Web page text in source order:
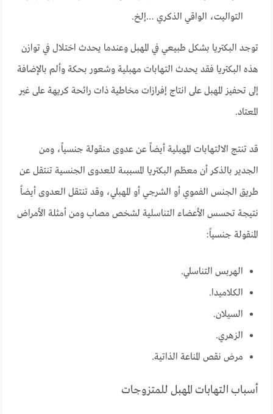
التواليت، الواقي الذكري …إلخ.
توجد البكتريا بشكل طبيعي في المهبل وعندما يحدث اختلال في توازن
هذه البكتريا فقد يحدث التهابات مهبلية وشعور بحكة وألم بالإضافة
إلى تحفيز المهبل على انتاج إفرازات مخاطية ذات رائحة كريهة على غير
المعتاد.
قد تنتج الالتهابات المهبلية أيضاً عن عدوى منقولة جنسياً، ومن
الجدير بالذكر أن معظم البكتريا المسببىة للعدوى الجنسية تنتقل عن
طريق الجنس الفموي أو الشرجي أو المهبلي، وقد تنتقل العدوى أيضاً
نتيجة تحسس الأعضاء التناسلية لشخص مصاب ومن أمثلة الأمراض
المنقولة جنسياً:
الهربس التناسلي.
الكلاميدا.
السيلان.
الزهري.
مرض نقص المناعة الذاتية.
أسباب التهابات المهبل للمتزوجات